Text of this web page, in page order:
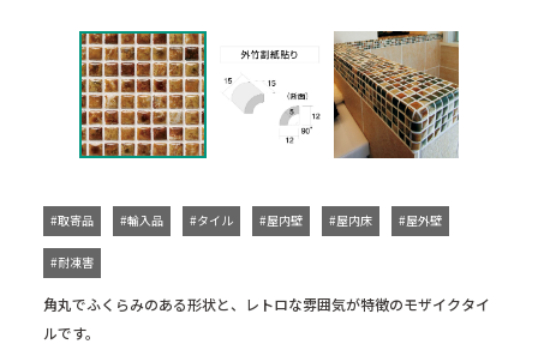
角丸でふくらみのある形状と、レトロな雰囲気が特徴のモザイクタイ
ルです。
#取寄品 #輸入品 #タイル #屋内壁 #屋内床 #屋外壁
#耐凍害